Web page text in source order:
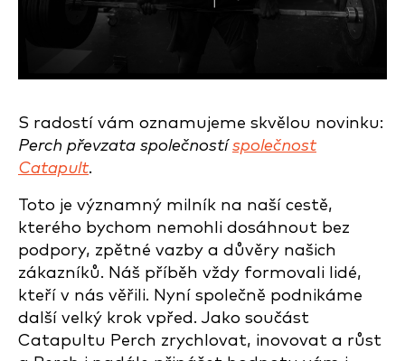
S radostí vám oznamujeme skvělou novinku:
Perch převzata společností společnost
Catapult.
Toto je významný milník na naší cestě,
kterého bychom nemohli dosáhnout bez
podpory, zpětné vazby a důvěry našich
zákazníků. Náš příběh vždy formovali lidé,
kteří v nás věřili. Nyní společně podnikáme
další velký krok vpřed. Jako součást
Catapultu Perch zrychlovat, inovovat a růst